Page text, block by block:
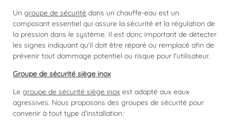
Un groupe de sécurité dans un chauffe-eau est un
composant essentiel qui assure la sécurité et la régulation de
la pression dans le système. Il est donc important de détecter
les signes indiquant qu'il doit être réparé ou remplacé afin de
prévenir tout dommage potentiel ou risque pour l'utilisateur.
Groupe de sécurité siège inox
Le groupe de sécurité siège inox est adapté aux eaux
agressives. Nous proposons des groupes de sécurité pour
convenir à tout type d’installation :